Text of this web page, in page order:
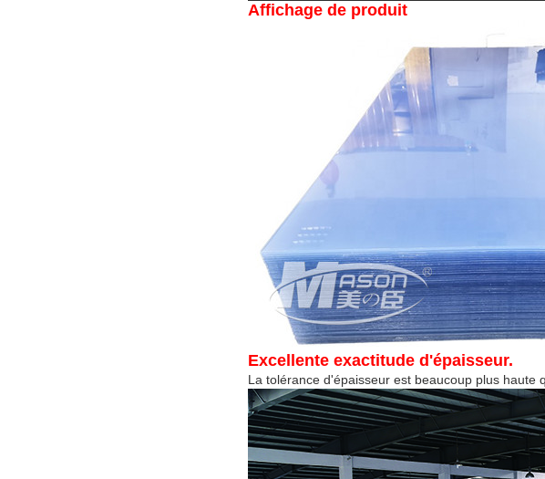
Affichage de produit
Excellente exactitude d'épaisseur.
La tolérance d'épaisseur est beaucoup plus haute